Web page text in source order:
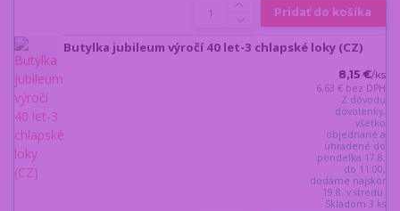
Pridať do košíka
Butylka jubileum výročí 40 let-3 chlapské loky (CZ)
8,15 €/ks
6,63 € bez DPH
Z dôvodu
dovolenky,
všetko
objednané a
uhradené do
pondelka 17.8.
do 11:00,
dodáme najskôr
19.8. v stredu.
Skladom 3 ks